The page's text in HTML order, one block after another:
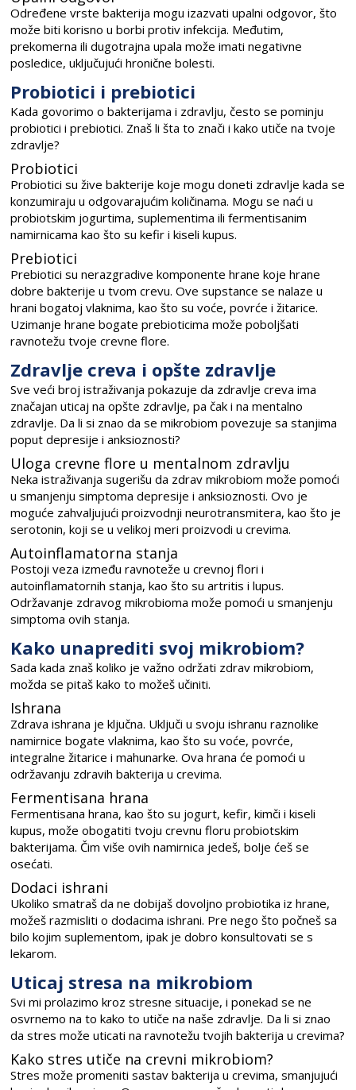
Određene vrste bakterija mogu izazvati upalni odgovor, što
može biti korisno u borbi protiv infekcija. Međutim,
prekomerna ili dugotrajna upala može imati negativne
posledice, uključujući hronične bolesti.
Probiotici i prebiotici
Kada govorimo o bakterijama i zdravlju, često se pominju
probiotici i prebiotici. Znaš li šta to znači i kako utiče na tvoje
zdravlje?
Probiotici
Probiotici su žive bakterije koje mogu doneti zdravlje kada se
konzumiraju u odgovarajućim količinama. Mogu se naći u
probiotskim jogurtima, suplementima ili fermentisanim
namirnicama kao što su kefir i kiseli kupus.
Prebiotici
Prebiotici su nerazgradive komponente hrane koje hrane
dobre bakterije u tvom crevu. Ove supstance se nalaze u
hrani bogatoj vlaknima, kao što su voće, povrće i žitarice.
Uzimanje hrane bogate prebioticima može poboljšati
ravnotežu tvoje crevne flore.
Zdravlje creva i opšte zdravlje
Sve veći broj istraživanja pokazuje da zdravlje creva ima
značajan uticaj na opšte zdravlje, pa čak i na mentalno
zdravlje. Da li si znao da se mikrobiom povezuje sa stanjima
poput depresije i anksioznosti?
Uloga crevne flore u mentalnom zdravlju
Neka istraživanja sugerišu da zdrav mikrobiom može pomoći
u smanjenju simptoma depresije i anksioznosti. Ovo je
moguće zahvaljujući proizvodnji neurotransmitera, kao što je
serotonin, koji se u velikoj meri proizvodi u crevima.
Autoinflamatorna stanja
Postoji veza između ravnoteže u crevnoj flori i
autoinflamatornih stanja, kao što su artritis i lupus.
Održavanje zdravog mikrobioma može pomoći u smanjenju
simptoma ovih stanja.
Kako unaprediti svoj mikrobiom?
Sada kada znaš koliko je važno održati zdrav mikrobiom,
možda se pitaš kako to možeš učiniti.
Ishrana
Zdrava ishrana je ključna. Uključi u svoju ishranu raznolike
namirnice bogate vlaknima, kao što su voće, povrće,
integralne žitarice i mahunarke. Ova hrana će pomoći u
održavanju zdravih bakterija u crevima.
Fermentisana hrana
Fermentisana hrana, kao što su jogurt, kefir, kimči i kiseli
kupus, može obogatiti tvoju crevnu floru probiotskim
bakterijama. Čim više ovih namirnica jedeš, bolje ćeš se
osećati.
Dodaci ishrani
Ukoliko smatraš da ne dobijaš dovoljno probiotika iz hrane,
možeš razmisliti o dodacima ishrani. Pre nego što počneš sa
bilo kojim suplementom, ipak je dobro konsultovati se s
lekarom.
Uticaj stresa na mikrobiom
Svi mi prolazimo kroz stresne situacije, i ponekad se ne
osvrnemo na to kako to utiče na naše zdravlje. Da li si znao
da stres može uticati na ravnotežu tvojih bakterija u crevima?
Kako stres utiče na crevni mikrobiom?
Stres može promeniti sastav bakterija u crevima, smanjujući